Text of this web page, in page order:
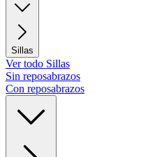
Sillas
Ver todo Sillas
Sin reposabrazos
Con reposabrazos